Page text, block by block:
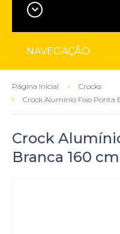
NAVEGAÇÃO
Página Inicial
Crocks
Crock Alumínio Fixo Ponta
Crock
Branca 160 cm